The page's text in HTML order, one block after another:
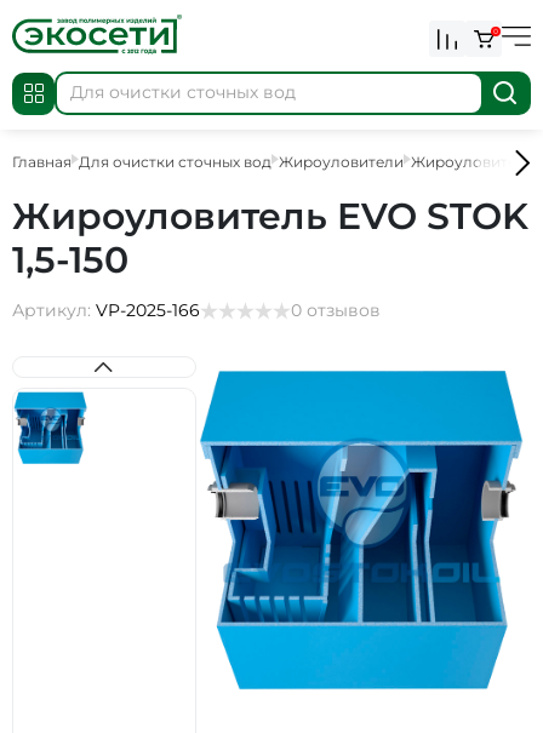
0
Главная Для очистки сточных вод Жироуловители Жироуловители
Жироуловитель EVO STOK
1,5-150
Артикул: VP-2025-166 0 отзывов